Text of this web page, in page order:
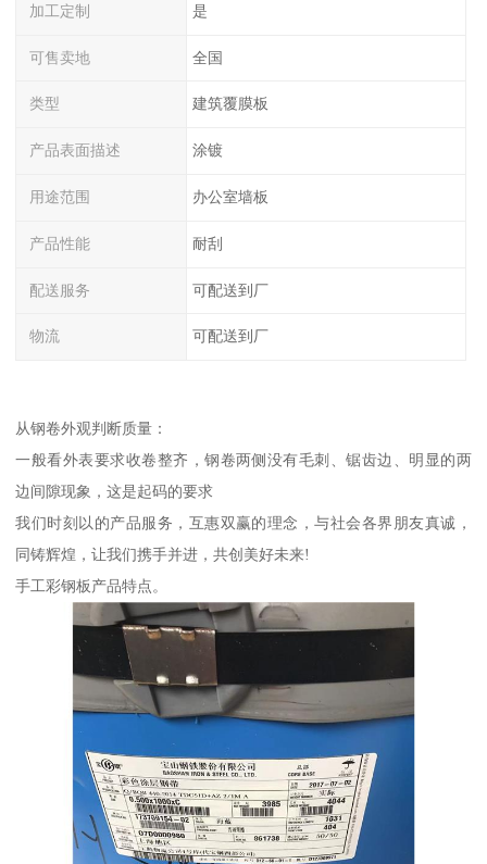
加工定制 是
可售卖地 全国
类型 建筑覆膜板
产品表面描述 涂镀
用途范围 办公室墙板
产品性能 耐刮
配送服务 可配送到厂
物流 可配送到厂
从钢卷外观判断质量：
一般看外表要求收卷整齐，钢卷两侧没有毛刺、锯齿边、明显的两
边间隙现象，这是起码的要求
我们时刻以的产品服务，互惠双赢的理念，与社会各界朋友真诚，
同铸辉煌，让我们携手并进，共创美好未来!
手工彩钢板产品特点。